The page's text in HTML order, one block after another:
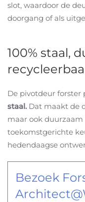
slot, waardoor de
doorgang of als
100% staal,
De pivotdeur forster
staal. Dat maakt de
maar ook duurzaam
toekomstgerichte
hedendaagse
Bezoek